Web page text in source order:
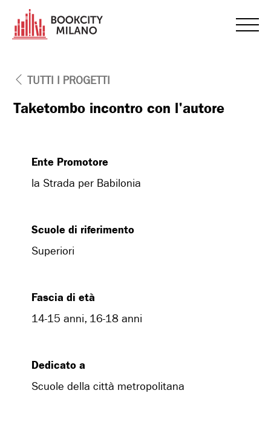
TUTTI I PROGETTI
Taketombo incontro con l'autore
Ente Promotore
la Strada per Babilonia
Scuole di riferimento
Superiori
Fascia di età
14-15 anni, 16-18 anni
Dedicato a
Scuole della città metropolitana